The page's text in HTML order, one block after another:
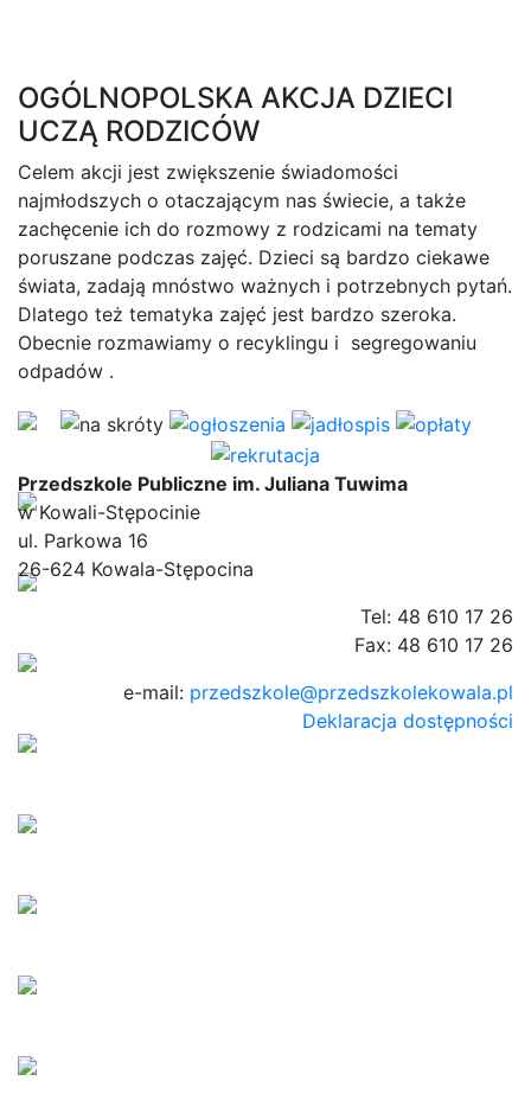
OGÓLNOPOLSKA AKCJA DZIECI
UCZĄ RODZICÓW
Celem akcji jest zwiększenie świadomości
najmłodszych o otaczającym nas świecie, a także
zachęcenie ich do rozmowy z rodzicami na tematy
poruszane podczas zajęć. Dzieci są bardzo ciekawe
świata, zadają mnóstwo ważnych i potrzebnych pytań.
Dlatego też tematyka zajęć jest bardzo szeroka.
Obecnie rozmawiamy o recyklingu i segregowaniu
odpadów .
Przedszkole Publiczne im. Juliana Tuwima
w Kowali-Stępocinie
ul. Parkowa 16
26-624 Kowala-Stępocina
Tel: 48 610 17 26
Fax: 48 610 17 26
e-mail: przedszkole@przedszkolekowala.pl
Deklaracja dostępności